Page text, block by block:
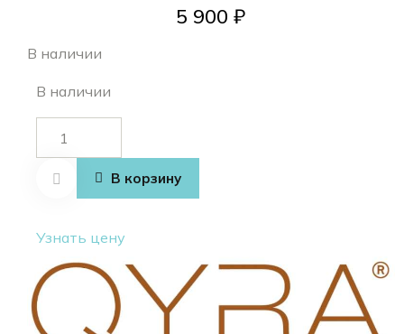
5 900 ₽
В наличии
В наличии
Количество
товара
Collagen
В корзину
Узнать цену